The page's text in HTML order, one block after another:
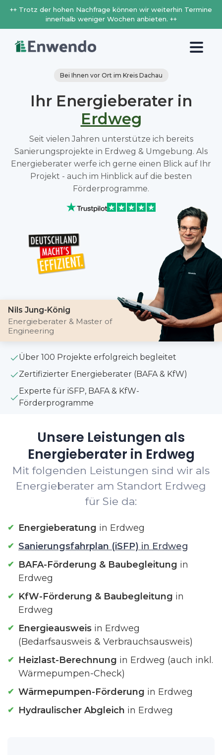
++ Trotz der hohen Nachfrage können wir weiterhin Termine
innerhalb weniger Wochen anbieten. ++
Bei Ihnen vor Ort im Kreis Dachau
Ihr Energieberater in
Erdweg
Seit vielen Jahren unterstütze ich bereits
Sanierungsprojekte in Erdweg & Umgebung. Als
Energieberater werfe ich gerne einen Blick auf Ihr
Projekt - auch im Hinblick auf die besten
Förderprogramme.
Nils Jung-König
Energieberater & Master of
Engineering
Über 100 Projekte erfolgreich begleitet
Zertifizierter Energieberater (BAFA & KfW)
Experte für iSFP, BAFA & KfW-
Förderprogramme
Unsere Leistungen als
Energieberater in Erdweg
Mit folgenden Leistungen sind wir als
Energieberater am Standort Erdweg
für Sie da:
Energieberatung in Erdweg
Sanierungsfahrplan (iSFP) in Erdweg
BAFA-Förderung & Baubegleitung in
Erdweg
KfW-Förderung & Baubegleitung in
Erdweg
Energieausweis in Erdweg
(Bedarfsausweis & Verbrauchsausweis)
Heizlast-Berechnung in Erdweg (auch inkl.
Wärmepumpen-Check)
Wärmepumpen-Förderung in Erdweg
Hydraulischer Abgleich in Erdweg